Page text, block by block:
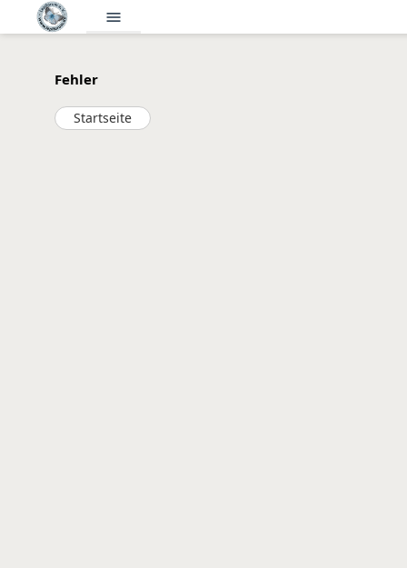
menu
Fehler
Startseite